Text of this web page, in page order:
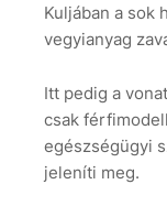
Kuljában a sok
vegyianyag
Itt pedig a
csak
egészségügyi
jeleníti meg.